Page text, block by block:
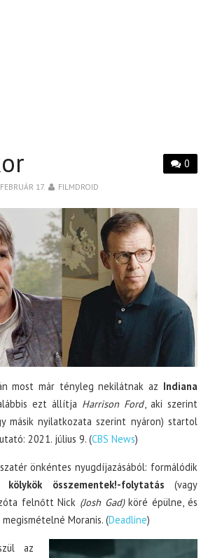
0
17. FILMDROID
most már tényleg nekilátnak az Indiana
ezt állítja Harrison Ford, aki szerint
másik nyilatkozata szerint nyáron) startol
2021. július 9. (CBS News)
önkéntes nyugdíjazásából: formálódik
kölykök összementek!-folytatás (vagy
felnőtt Nick (Josh Gad)köré épülne, és
Moranis. (Deadline)
az